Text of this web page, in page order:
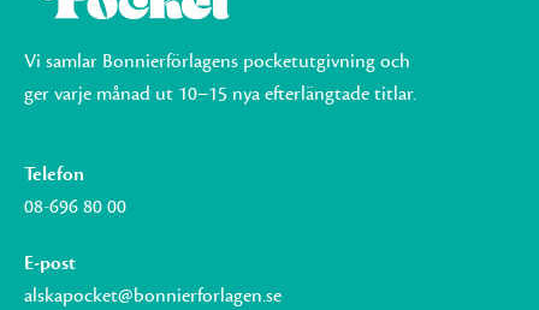
Vi samlar Bonnierförlagens pocketutgivning och
ger varje månad ut 10–15 nya efterlängtade titlar.
Telefon
08-696 80 00
E-post
alskapocket@bonnierforlagen.se